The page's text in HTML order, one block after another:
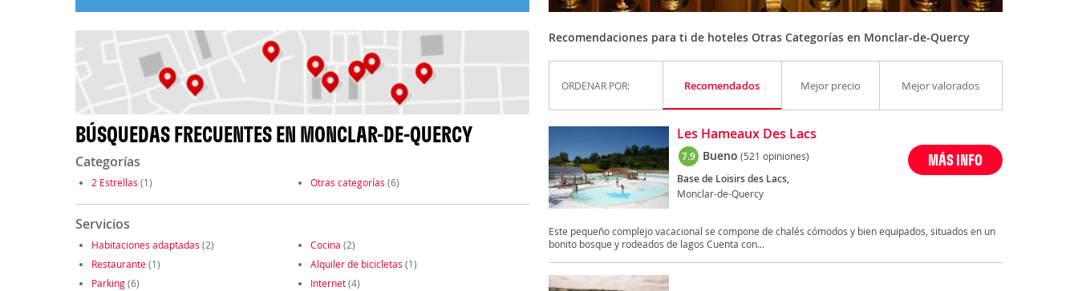
BÚSQUEDAS FRECUENTES EN MONCLAR-DE-QUERCY
Categorías
2 Estrellas (1) Otras categorías (6)
Servicios
Habitaciones adaptadas (2) Cocina (2)
Restaurante(1) Alquiler de bicicletas (1)
Parking(6) Internet(4)
Recomendaciones para ti de hoteles Otras Categorías en Monclar-de-Quercy
ORDENAR POR: Recomendados Mejor precio Mejor valorados
Les Hameaux Des Lacs
7.9 Bueno (521 opiniones)
Base de Loisirs des Lacs,
Monclar-de-Quercy
MÁS INFO
Este pequeño complejo vacacional se compone de chalés cómodos y bien equipados, situados en un
bonito bosque y rodeados de lagos Cuenta con...